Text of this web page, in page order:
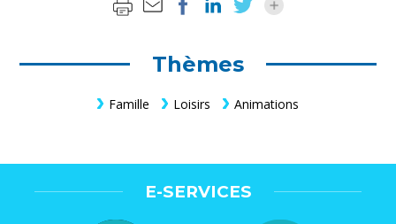
Thèmes
Famille Loisirs Animations
E-SERVICES